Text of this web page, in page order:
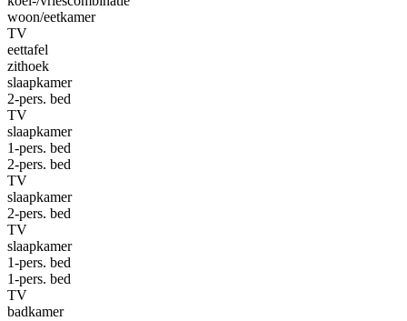
woon/eetkamer
TV
eettafel
zithoek
slaapkamer
2-pers. bed
TV
slaapkamer
1-pers. bed
2-pers. bed
TV
slaapkamer
2-pers. bed
TV
slaapkamer
1-pers. bed
1-pers. bed
TV
badkamer